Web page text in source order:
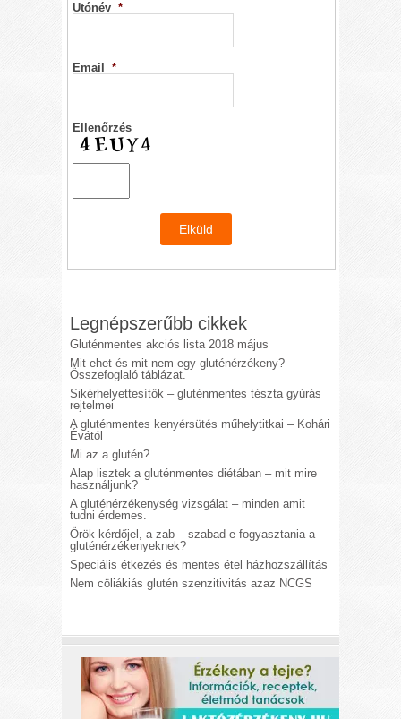
Utónév *
Email *
Ellenőrzés
Legnépszerűbb cikkek
Gluténmentes akciós lista 2018 május
Mit ehet és mit nem egy gluténérzékeny?
Összefoglaló táblázat.
Sikérhelyettesítők – gluténmentes tészta gyúrás
rejtelmei
A gluténmentes kenyérsütés műhelytitkai – Kohári
Évától
Mi az a glutén?
Alap lisztek a gluténmentes diétában – mit mire
használjunk?
A gluténérzékenység vizsgálat – minden amit
tudni érdemes.
Örök kérdőjel, a zab – szabad-e fogyasztania a
gluténérzékenyeknek?
Speciális étkezés és mentes étel házhozszállítás
Nem cöliákiás glutén szenzitivitás azaz NCGS